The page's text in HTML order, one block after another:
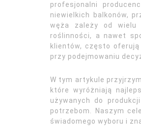
profesjonalni
niewielkich balkonów,
węża zależy od wielu
roślinności, a nawet
klientów, często
przy podejmowaniu
W tym artykule
które wyróżniają
używanych do
potrzebom. Naszym
świadomego wyboru i